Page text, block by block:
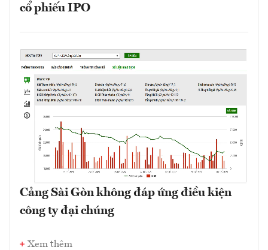
cổ phiếu IPO
Cảng Sài Gòn không đáp ứng điều kiện
công ty đại chúng
Xem thêm